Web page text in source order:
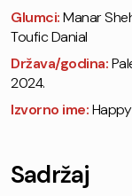
Glumci:Manar
Toufic Danial
Država/godina:
2024.
Izvorno ime:
Sadržaj